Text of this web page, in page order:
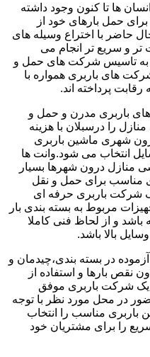
ها تا کنون وجود داشته
حمل بارهای خود از
حاضر با اختراع وسیله های
و سریع تر انجام می
به تاسیس شرکت های حمل و
های باربری همواره با
رقابت پرداخته اند.
های باربری مدرن و حمل و
را درسبلان با هزینه
شهری ماشین باربری
انتخاب می شود.وانت ها
منازل درون شهرها بسیار
مناسب برای حمل و نقل
شرکت باربری حرفه ای
مربوط به بسته بندی بار
باشد و از لحاظ فنی کاملا
بالا باشد.
در بسته بندی،چیدمان و
نقص بارها و استفاده از
یک شرکت باربری موفق
در محل مورد نظر با توجه
باربری مناسب را انتخاب
را برای مشتریان خود